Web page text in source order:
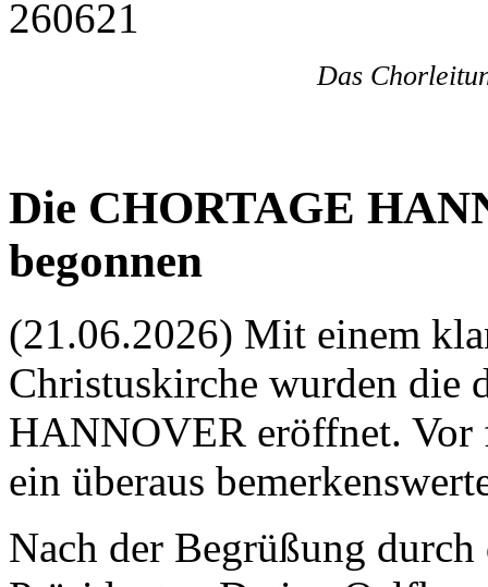
Das
Die CHORTAGE
begonnen
(21.06.2026) Mit einem
Christuskirche wurden die
HANNOVER eröffnet. Vor
ein überaus
Nach der Begrüßung